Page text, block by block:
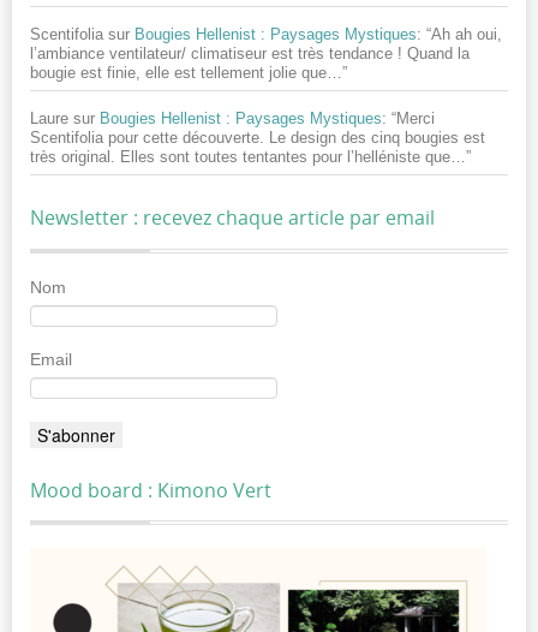
Scentifolia sur Bougies Hellenist : Paysages Mystiques: “Ah ah oui,
l’ambiance ventilateur/ climatiseur est très tendance ! Quand la
bougie est finie, elle est tellement jolie que…”
Laure sur Bougies Hellenist : Paysages Mystiques: “Merci
Scentifolia pour cette découverte. Le design des cinq bougies est
très original. Elles sont toutes tentantes pour l’helléniste que…”
Newsletter : recevez chaque article par email
Nom
Email
Mood board : Kimono Vert